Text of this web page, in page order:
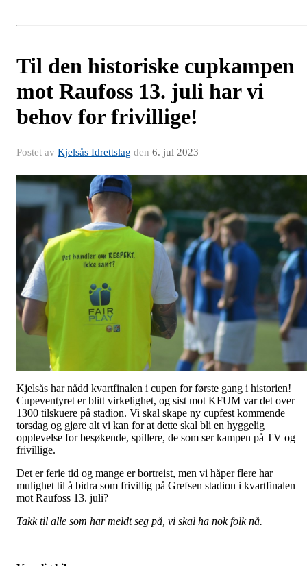
Til den historiske cupkampen
mot Raufoss 13. juli har vi
behov for frivillige!
Postet av Kjelsås Idrettslag den 6. jul 2023
Kjelsås har nådd kvartfinalen i cupen for første gang i historien!
Cupeventyret er blitt virkelighet, og sist mot KFUM var det over
1300 tilskuere på stadion. Vi skal skape ny cupfest kommende
torsdag og gjøre alt vi kan for at dette skal bli en hyggelig
opplevelse for besøkende, spillere, de som ser kampen på TV og
frivillige.
Det er ferie tid og mange er bortreist, men vi håper flere har
mulighet til å bidra som frivillig på Grefsen stadion i kvartfinalen
mot Raufoss 13. juli?
Takk til alle som har meldt seg på, vi skal ha nok folk nå.